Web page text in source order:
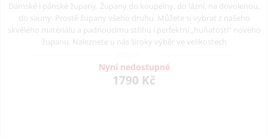
Dámské i pánské župany. Župany do koupelny, do lázní, na dovolenou,
do sauny. Prostě župany všeho druhu. Můžete si vybrat z našeho
skvělého materiálu a padnoucímu střihu i perfektní „huňatostí“ nového
županu. Naleznete u nás široký výběr ve velikostech
Nyní nedostupné
1790 Kč